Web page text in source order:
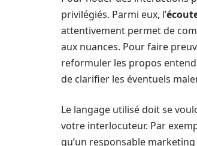
privilégiés. Parmi eux, l’
attentivement permet de
aux nuances. Pour faire
reformuler les propos
de clarifier les éventuels
Le langage utilisé doit se
votre interlocuteur. Par
qu’un responsable